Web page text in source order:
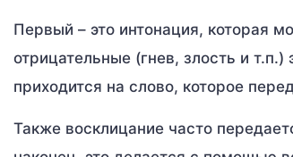
Первый – это интонация, которая
отрицательные (гнев, злость и
приходится на слово, которое
Также восклицание часто